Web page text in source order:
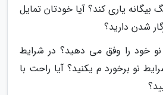
بیگانه یاری کند؟ آیا خودتان تمایل
شدن دارید؟
خود را وفق می دهید؟ در شرایط
نو برخورد م یکنید؟ آیا راحت با